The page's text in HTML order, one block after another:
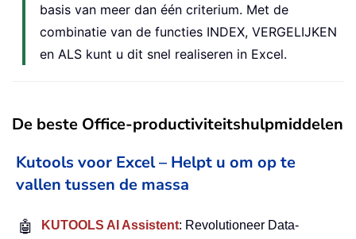
basis van meer dan één criterium. Met de
combinatie van de functies INDEX, VERGELIJKEN
en ALS kunt u dit snel realiseren in Excel.
De beste Office-productiviteitshulpmiddelen
Kutools voor Excel – Helpt u om op te
vallen tussen de massa
🤖 KUTOOLS AI Assistent: Revolutioneer Data-